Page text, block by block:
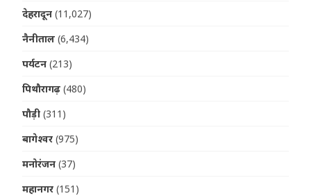
देहरादून (11,027)
नैनीताल (6,434)
पर्यटन (213)
पिथौरागढ़ (480)
पौड़ी (311)
बागेश्वर (975)
मनोरंजन (37)
महानगर (151)